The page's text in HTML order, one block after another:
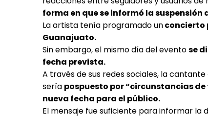
forma en que se informó la suspensión
La artista tenía programado unconcierto
Guanajuato.
Sin embargo, el mismo día del eventose
fecha prevista.
A través de sus redes sociales, la
sería pospuesto por “circunstancias
nueva fecha para el público.
El mensaje fue suficiente para informar la